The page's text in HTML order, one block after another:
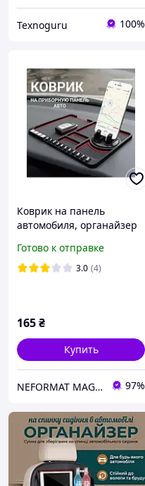
Texnoguru 100%
Коврик на панель
автомобиля, органайзер
Готово к отправке
3.0 (4)
165₴
Купить
NEFORMAT MAGAZ 97%